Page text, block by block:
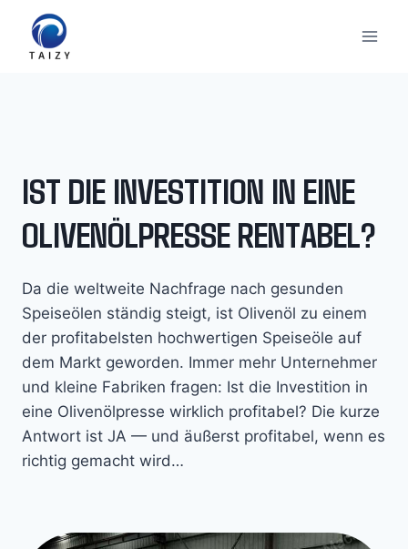
Inhalt
springen
IST DIE INVESTITION IN EINE
OLIVENÖLPRESSE RENTABEL?
Da die weltweite Nachfrage nach gesunden
Speiseölen ständig steigt, ist Olivenöl zu einem
der profitabelsten hochwertigen Speiseöle auf
dem Markt geworden. Immer mehr Unternehmer
und kleine Fabriken fragen: Ist die Investition in
eine Olivenölpresse wirklich profitabel? Die kurze
Antwort ist JA — und äußerst profitabel, wenn es
richtig gemacht wird…